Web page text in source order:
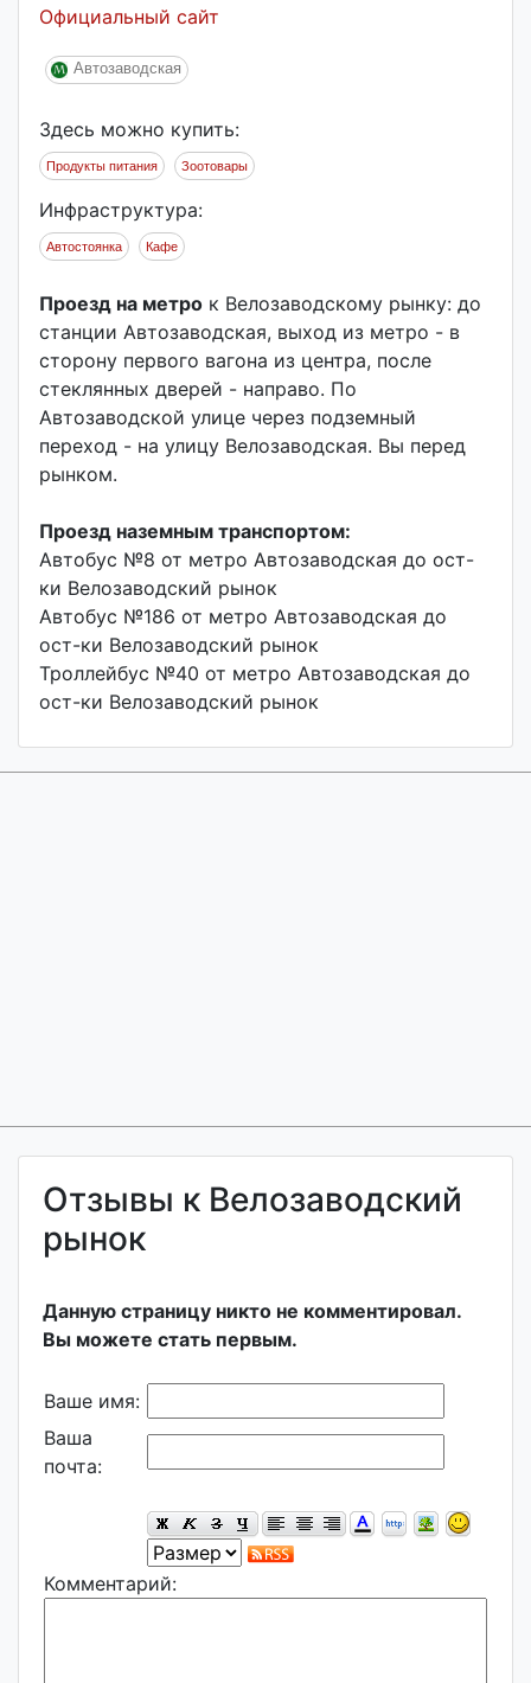
Официальный сайт
Автозаводская
Здесь можно купить:
Продукты питания Зоотовары
Инфраструктура:
Автостоянка Кафе
Проезд на метро к Велозаводскому рынку: до
станции Автозаводская, выход из метро - в
сторону первого вагона из центра, после
стеклянных дверей - направо. По
Автозаводской улице через подземный
переход - на улицу Велозаводская. Вы перед
рынком.
Проезд наземным транспортом:
Автобус №8 от метро Автозаводская до ост-
ки Велозаводский рынок
Автобус №186 от метро Автозаводская до
ост-ки Велозаводский рынок
Троллейбус №40 от метро Автозаводская до
ост-ки Велозаводский рынок
Отзывы к Велозаводский
рынок
Данную страницу никто не комментировал.
Вы можете стать первым.
Ваше имя:
Ваша
почта:
Комментарий: